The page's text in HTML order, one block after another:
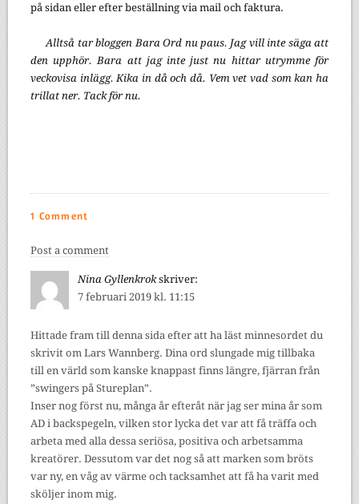
på sidan eller efter beställning via mail och faktura.
Alltså tar bloggen Bara Ord nu paus. Jag vill inte säga att
den upphör. Bara att jag inte just nu hittar utrymme för
veckovisa inlägg. Kika in då och då. Vem vet vad som kan ha
trillat ner. Tack för nu.
1 Comment
Post a comment
Nina Gyllenkrok skriver:
7 februari 2019 kl. 11:15
Hittade fram till denna sida efter att ha läst minnesordet du
skrivit om Lars Wannberg. Dina ord slungade mig tillbaka
till en värld som kanske knappast finns längre, fjärran från
”swingers på Stureplan”.
Inser nog först nu, många år efteråt när jag ser mina år som
AD i backspegeln, vilken stor lycka det var att få träffa och
arbeta med alla dessa seriösa, positiva och arbetsamma
kreatörer. Dessutom var det nog så att marken som bröts
var ny, en våg av värme och tacksamhet att få ha varit med
sköljer inom mig.